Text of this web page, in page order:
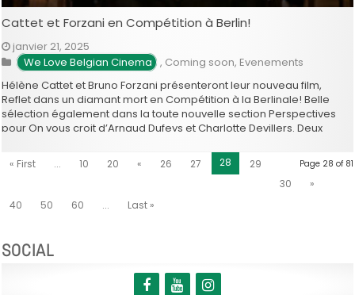
Cattet et Forzani en Compétition à Berlin!
janvier 21, 2025
We Love Belgian Cinema , Coming soon, Evenements
Hélène Cattet et Bruno Forzani présenteront leur nouveau film,
Reflet dans un diamant mort en Compétition à la Berlinale! Belle
sélection également dans la toute nouvelle section Perspectives
pour On vous croit d’Arnaud Dufeys et Charlotte Devillers. Deux
Autokar de Sylwia Szkiladz …
Page 28 of 81
« First ... 10 20 « 26 27 28
29
30
»
40
50 60 ... Last »
SOCIAL